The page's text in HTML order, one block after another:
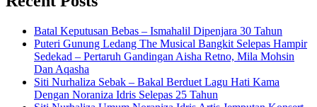
Batal Keputusan Bebas – Ismahalil Dipenjara 30 Tahun
Puteri Gunung Ledang The Musical Bangkit Selepas Hampir
Sedekad – Pertaruh Gandingan Aisha Retno, Mila Mohsin
Dan Aqasha
Siti Nurhaliza Sebak – Bakal Berduet Lagu Hati Kama
Dengan Noraniza Idris Selepas 25 Tahun